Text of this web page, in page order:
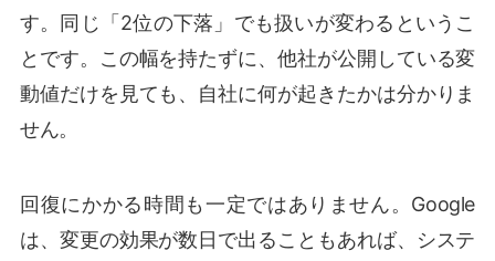
す。同じ「2位の下落」でも扱いが変わるというこ
とです。この幅を持たずに、他社が公開している変
動値だけを見ても、自社に何が起きたかは分かりま
せん。
回復にかかる時間も一定ではありません。Google
は、変更の効果が数日で出ることもあれば、システ